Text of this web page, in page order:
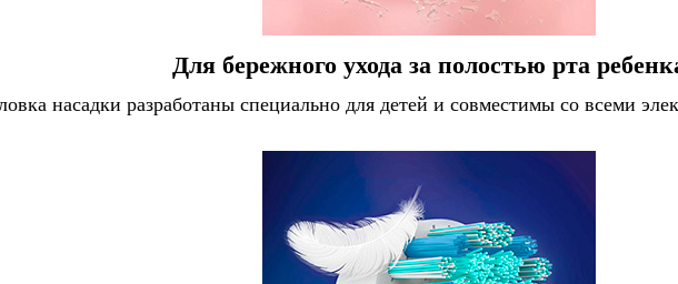
Для бережного ухода за полостью рта
насадки разработаны специально для детей и совместимы со всеми